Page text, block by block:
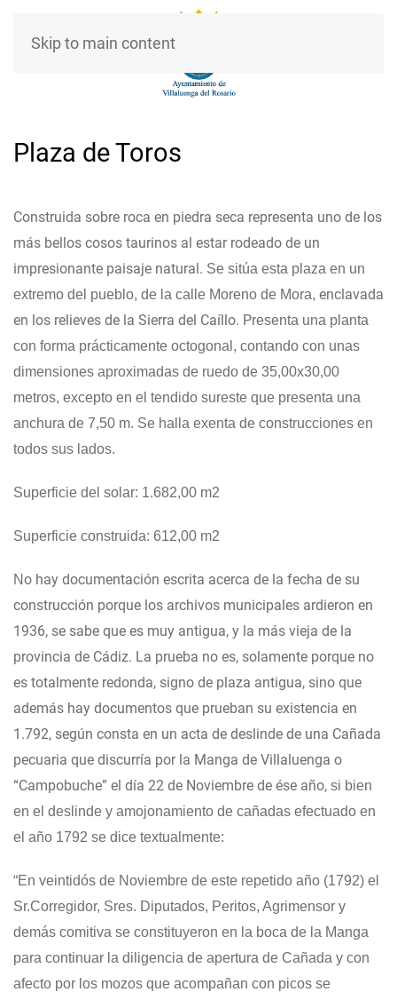
Skip to main content
Plaza de Toros
Construida sobre roca en piedra seca representa uno de los
más bellos cosos taurinos al estar rodeado de un
impresionante paisaje natural. Se sitúa esta plaza en un
extremo del pueblo, de la calle Moreno de Mora, enclavada
en los relieves de la Sierra del Caíllo. Presenta una planta
con forma prácticamente octogonal, contando con unas
dimensiones aproximadas de ruedo de 35,00x30,00
metros, excepto en el tendido sureste que presenta una
anchura de 7,50 m. Se halla exenta de construcciones en
todos sus lados.
Superficie del solar: 1.682,00 m2
Superficie construida: 612,00 m2
No hay documentación escrita acerca de la fecha de su
construcción porque los archivos municipales ardieron en
1936, se sabe que es muy antigua, y la más vieja de la
provincia de Cádiz. La prueba no es, solamente porque no
es totalmente redonda, signo de plaza antigua, sino que
además hay documentos que prueban su existencia en
1.792, según consta en un acta de deslinde de una Cañada
pecuaria que discurría por la Manga de Villaluenga o
“Campobuche” el día 22 de Noviembre de ése año, si bien
en el deslinde y amojonamiento de cañadas efectuado en
el año 1792 se dice textualmente:
“En veintidós de Noviembre de este repetido año (1792) el
Sr.Corregidor, Sres. Diputados, Peritos, Agrimensor y
demás comitiva se constituyeron en la boca de la Manga
para continuar la diligencia de apertura de Cañada y con
afecto por los mozos que acompañan con picos se